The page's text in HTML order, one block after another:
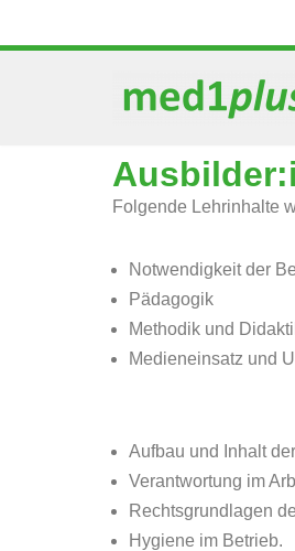
Folgende Lehrinhalte
Notwendigkeit der
Pädagogik
Methodik und
Medieneinsatz und
Aufbau und Inhalt
Verantwortung im
Rechtsgrundlagen
Hygiene im Betrieb.